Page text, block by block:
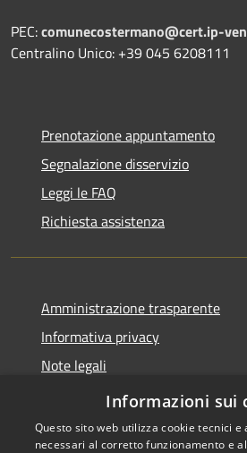
PEC:comunecostermano@cert.ip-
Centralino Unico: +39 045 6208111
Prenotazione appuntamento
Segnalazione disservizio
Leggi le FAQ
Richiesta assistenza
Amministrazione trasparente
Informativa privacy
Note legali
Dichiarazione di Accessibilità
Informazioni sui
Questo sito web utilizza cookie tecnici
necessari al corretto funzionamento e